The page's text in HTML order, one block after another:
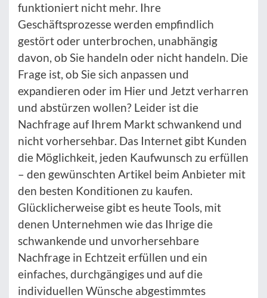
funktioniert nicht mehr. Ihre
Geschäftsprozesse werden empfindlich
gestört oder unterbrochen, unabhängig
davon, ob Sie handeln oder nicht handeln. Die
Frage ist, ob Sie sich anpassen und
expandieren oder im Hier und Jetzt verharren
und abstürzen wollen? Leider ist die
Nachfrage auf Ihrem Markt schwankend und
nicht vorhersehbar. Das Internet gibt Kunden
die Möglichkeit, jeden Kaufwunsch zu erfüllen
– den gewünschten Artikel beim Anbieter mit
den besten Konditionen zu kaufen.
Glücklicherweise gibt es heute Tools, mit
denen Unternehmen wie das Ihrige die
schwankende und unvorhersehbare
Nachfrage in Echtzeit erfüllen und ein
einfaches, durchgängiges und auf die
individuellen Wünsche abgestimmtes